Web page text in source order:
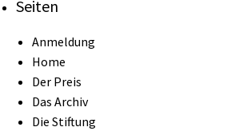
Seiten
Anmeldung
Home
Der Preis
Das Archiv
Die Stiftung